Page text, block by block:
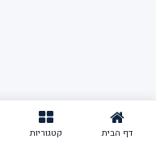
דף הבית קטגוריות